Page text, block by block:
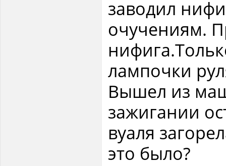
заводил
очучениям.
лампочки
Вышел из
зажигании
вуаля
это было?